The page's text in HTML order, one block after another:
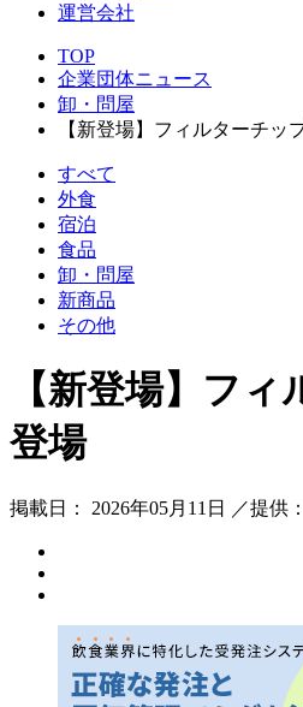
運営会社
TOP
企業団体ニュース
卸・問屋
【新登場】フィルターチッ
すべて
外食
宿泊
食品
卸・問屋
新商品
その他
【新登場】フ
登場
掲載日： 2026年05月11日 ／提供